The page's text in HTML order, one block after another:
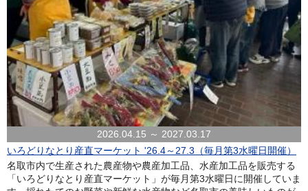
2026.04.15 ～ 2027.03.17
いろどりなとり産直マーケット '26.4～27.3（毎月第3水曜日開催）
名取市内で生産された農産物や農産加工品、水産加工品を販売する
「いろどりなとり産直マーケット」が毎月第3水曜日に開催していま